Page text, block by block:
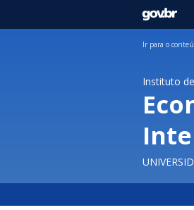
GOVBR
Ir para o
Instituto de